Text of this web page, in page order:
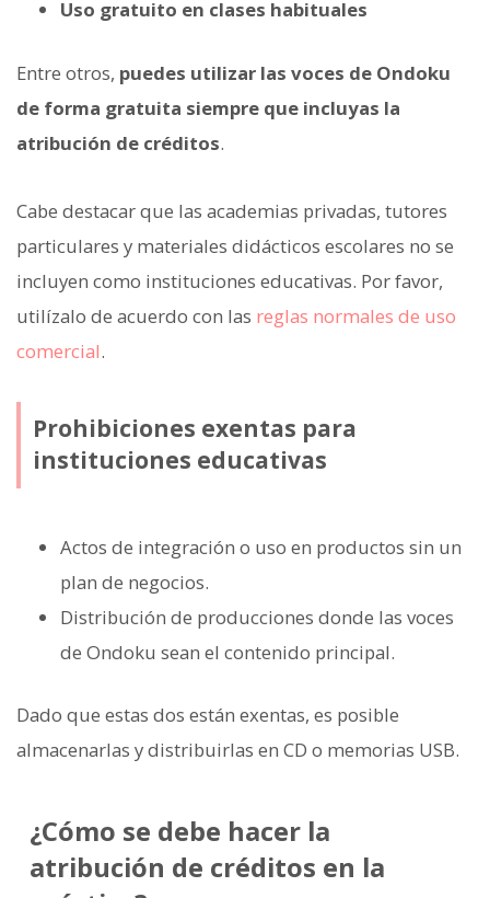
Uso gratuito en clases habituales
Entre otros, puedes utilizar las voces de Ondoku
de forma gratuita siempre que incluyas la
atribución de créditos.
Cabe destacar que las academias privadas, tutores
particulares y materiales didácticos escolares no se
incluyen como instituciones educativas. Por favor,
utilízalo de acuerdo con las reglas normales de uso
comercial.
Prohibiciones exentas para
instituciones educativas
Actos de integración o uso en productos sin un
plan de negocios.
Distribución de producciones donde las voces
de Ondoku sean el contenido principal.
Dado que estas dos están exentas, es posible
almacenarlas y distribuirlas en CD o memorias USB.
¿Cómo se debe hacer la
atribución de créditos en la